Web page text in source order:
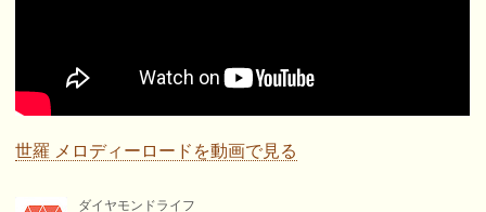
世羅 メロディーロードを動画で見る